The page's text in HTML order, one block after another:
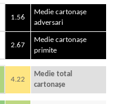
1.56
Medie cartonașe
adversari
2.67
Medie cartonașe
primite
4.22
Medie total
cartonașe